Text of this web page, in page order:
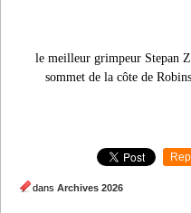
le meilleur grimpeur Stepan
sommet de la côte de
dans Archives 2026